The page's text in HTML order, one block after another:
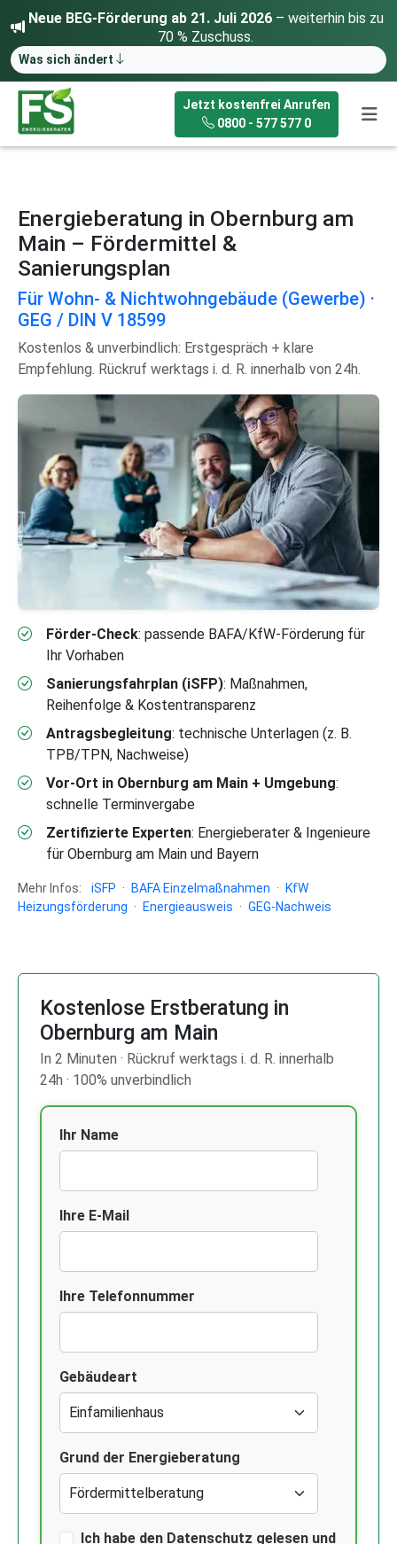
Neue BEG-Förderung ab 21. Juli 2026– weiterhin bis zu
70 % Zuschuss.
Was sich ändert
Jetzt kostenfrei Anrufen
0800 - 577 577 0
Energieberatung in Obernburg am
Main – Fördermittel &
Sanierungsplan
Für Wohn- & Nichtwohngebäude (Gewerbe) ·
GEG / DIN V 18599
Kostenlos & unverbindlich: Erstgespräch + klare
Empfehlung. Rückruf werktags i. d. R. innerhalb von 24h.
Förder-Check: passende BAFA/KfW-Förderung für
Ihr Vorhaben
Sanierungsfahrplan (iSFP): Maßnahmen,
Reihenfolge & Kostentransparenz
Antragsbegleitung: technische Unterlagen (z. B.
TPB/TPN, Nachweise)
Vor-Ort in Obernburg am Main + Umgebung:
schnelle Terminvergabe
Zertifizierte Experten: Energieberater & Ingenieure
für Obernburg am Main und Bayern
Mehr Infos: iSFP · BAFA Einzelmaßnahmen ·
KfW
Heizungsförderung · Energieausweis · GEG-Nachweis
Kostenlose Erstberatung in
Obernburg am Main
In 2 Minuten · Rückruf werktags i. d. R. innerhalb
24h · 100% unverbindlich
Ihr Name
Ihre E-Mail
Ihre Telefonnummer
Gebäudeart
Grund der Energieberatung
Ich habe den Datenschutz gelesen und